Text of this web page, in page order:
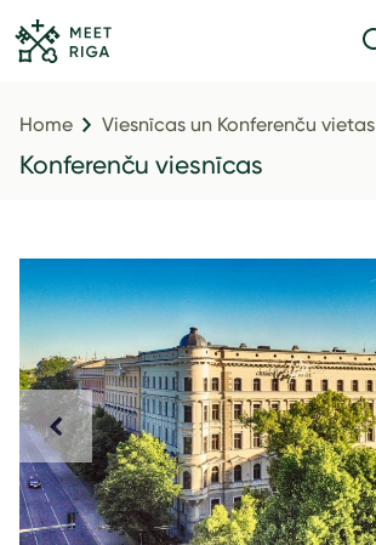
Home Viesnīcas un Konferenču vietas
Konferenču viesnīcas